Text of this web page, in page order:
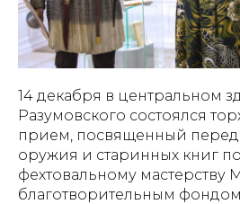
14 декабря в центральном
Разумовского состоялся
прием, посвященный
оружия и старинных книг
фехтовальному
благотворительным